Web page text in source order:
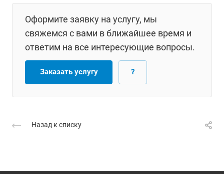
Оформите заявку на услугу, мы
свяжемся с вами в ближайшее время и
ответим на все интересующие вопросы.
Заказать услугу ?
Назад к списку